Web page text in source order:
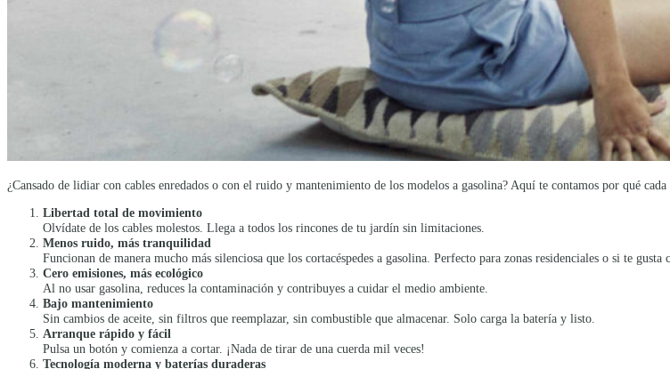
¿Cansado de lidiar con cables enredados o con el ruido y mantenimiento de los modelos a gasolina? Aquí te contamos por qué cada
Libertad total de movimiento
Olvídate de los cables molestos. Llega a todos los rincones de tu jardín sin limitaciones.
Menos ruido, más tranquilidad
Funcionan de manera mucho más silenciosa que los cortacéspedes a gasolina. Perfecto para zonas residenciales o si te gusta
Cero emisiones, más ecológico
Al no usar gasolina, reduces la contaminación y contribuyes a cuidar el medio ambiente.
Bajo mantenimiento
Sin cambios de aceite, sin filtros que reemplazar, sin combustible que almacenar. Solo carga la batería y listo.
Arranque rápido y fácil
Pulsa un botón y comienza a cortar. ¡Nada de tirar de una cuerda mil veces!
Tecnología moderna y baterías duraderas